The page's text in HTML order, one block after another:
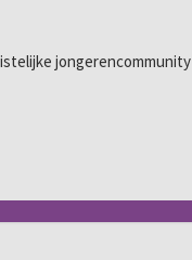
jongerencommunity